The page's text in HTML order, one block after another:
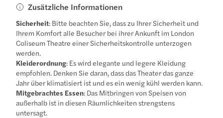
Zusätzliche Informationen
Sicherheit: Bitte beachten Sie, dass zu Ihrer Sicherheit und
Ihrem Komfort alle Besucher bei ihrer Ankunft im London
Coliseum Theatre einer Sicherheitskontrolle unterzogen
werden.
Kleiderordnung: Es wird elegante und legere Kleidung
empfohlen. Denken Sie daran, dass das Theater das ganze
Jahr über klimatisiert ist und es ein wenig kühl werden kann.
Mitgebrachtes Essen: Das Mitbringen von Speisen von
außerhalb ist in diesen Räumlichkeiten strengstens
untersagt.